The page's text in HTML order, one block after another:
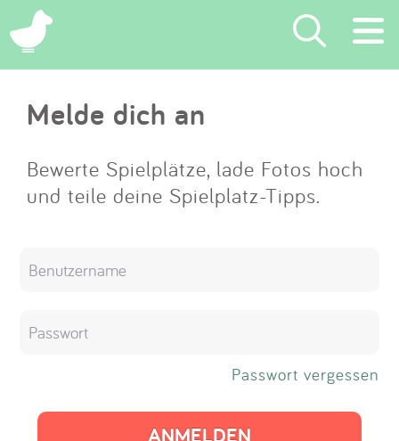
×
Suchen
Eintragen
App
Melde dich an
Bewerte Spielplätze, lade Fotos hoch
und teile deine Spielplatz-Tipps.
Passwort vergessen